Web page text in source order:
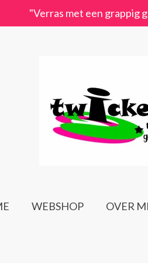
"Verras met een grappig
WEBSHOP OVER